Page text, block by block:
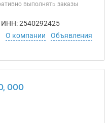
выполнять заказы
ИНН: 2540292425
О компании
Объявления
ООО